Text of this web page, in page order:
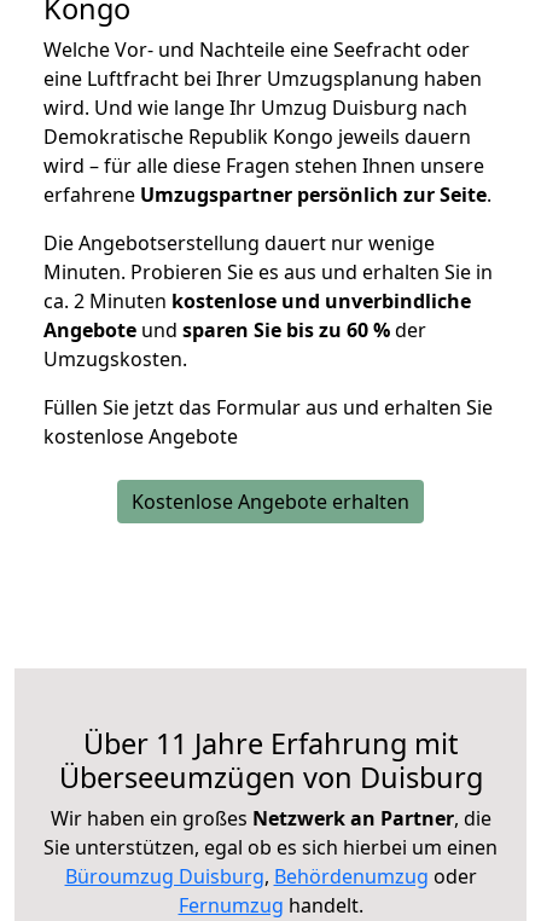
Kongo
Welche Vor- und Nachteile eine Seefracht oder
eine Luftfracht bei Ihrer Umzugsplanung haben
wird. Und wie lange Ihr Umzug Duisburg nach
Demokratische Republik Kongo jeweils dauern
wird – für alle diese Fragen stehen Ihnen unsere
erfahrene Umzugspartner persönlich zur Seite.
Die Angebotserstellung dauert nur wenige
Minuten. Probieren Sie es aus und erhalten Sie in
ca. 2 Minuten kostenlose und unverbindliche
Angebote und sparen Sie bis zu 60 %der
Umzugskosten.
Füllen Sie jetzt das Formular aus und erhalten Sie
kostenlose Angebote
Kostenlose Angebote erhalten
Über 11 Jahre Erfahrung mit
Überseeumzügen von Duisburg
Wir haben ein großes Netzwerk an Partner, die
Sie unterstützen, egal ob es sich hierbei um einen
Büroumzug Duisburg, Behördenumzug oder
Fernumzug handelt.